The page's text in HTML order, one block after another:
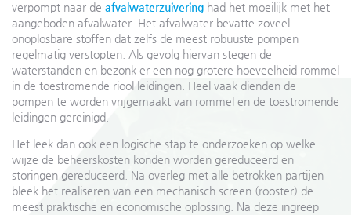
verpompt naar de afvalwaterzuivering had het moeilijk met het
aangeboden afvalwater. Het afvalwater bevatte zoveel
onoplosbare stoffen dat zelfs de meest robuuste pompen
regelmatig verstopten. Als gevolg hiervan stegen de
waterstanden en bezonk er een nog grotere hoeveelheid rommel
in de toestromende riool leidingen. Heel vaak dienden de
pompen te worden vrijgemaakt van rommel en de toestromende
leidingen gereinigd.
Het leek dan ook een logische stap te onderzoeken op welke
wijze de beheerskosten konden worden gereduceerd en
storingen gereduceerd. Na overleg met alle betrokken partijen
bleek het realiseren van een mechanisch screen (rooster) de
meest praktische en economische oplossing. Na deze ingreep